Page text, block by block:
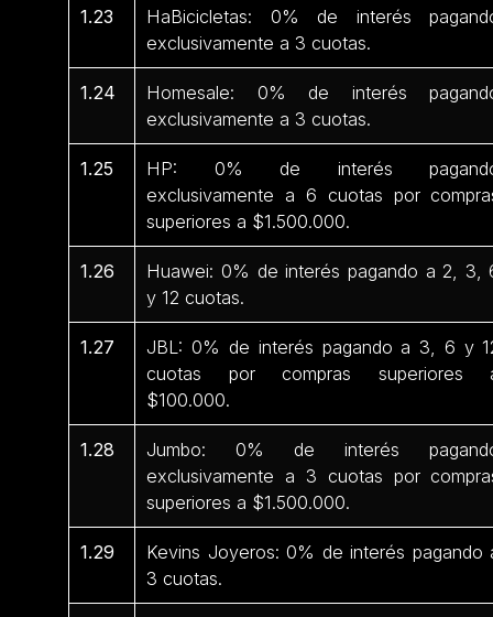
1.23
HaBicicletas: 0% de interés
exclusivamente a 3 cuotas.
1.24
Homesale: 0% de interés
exclusivamente a 3 cuotas.
1.25
HP: 0% de interés
exclusivamente a 6 cuotas por
superiores a $1.500.000.
1.26
Huawei: 0% de interés pagando a 2, 3,
y 12 cuotas.
1.27
JBL: 0% de interés pagando a 3, 6 y
cuotas por compras superiores
$100.000.
1.28
Jumbo: 0% de interés
exclusivamente a 3 cuotas por
superiores a $1.500.000.
1.29
Kevins Joyeros: 0% de interés pagando
3 cuotas.